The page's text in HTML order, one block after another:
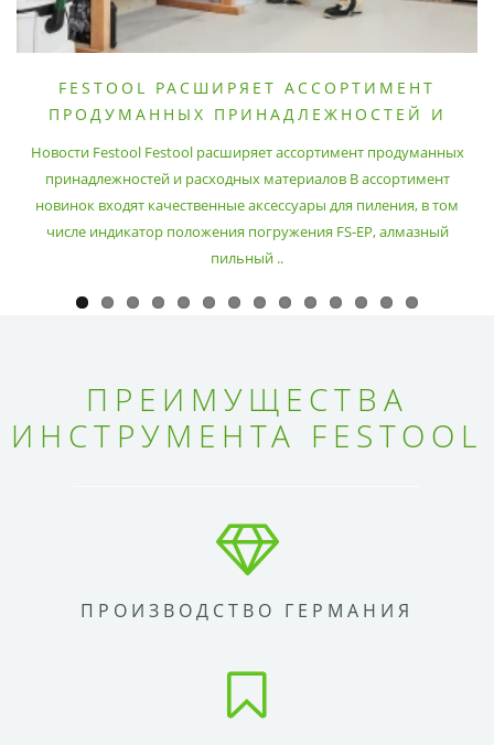
FESTOOL РАСШИРЯЕТ АССОРТИМЕНТ
ПРОДУМАННЫХ ПРИНАДЛЕЖНОСТЕЙ И
Новости Festool Festool расширяет ассортимент продуманных
принадлежностей и расходных материалов В ассортимент
новинок входят качественные аксессуары для пиления, в том
числе индикатор положения погружения FS-EP, алмазный
пильный ..
ПРЕИМУЩЕСТВА
ИНСТРУМЕНТА FESTOOL
ПРОИЗВОДСТВО ГЕРМАНИЯ